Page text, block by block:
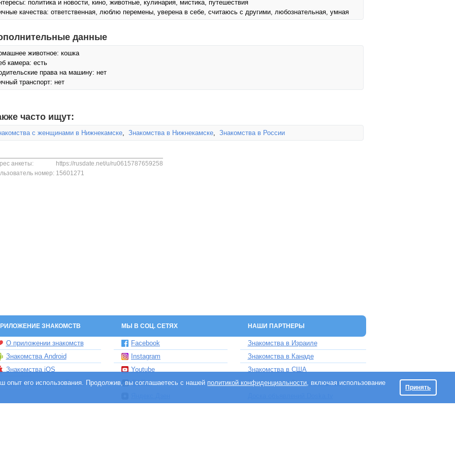
политика и новости, кино, животные, кулинария, мистика, путешествия
качества: ответственная, люблю перемены, уверена в себе, считаюсь с другими, любознательная, умная
данные
животное: кошка
камера: есть
права на машину: нет
транспорт: нет
часто ищут:
с женщинами в Нижнекамске, Знакомства в Нижнекамске, Знакомства в России
анкеты:
https://rusdate.net/u/ru0615787659258
номер: 15601271
ЗНАКОМСТВ МЫ В СОЦ. СЕТЯХ НАШИ ПАРТНЕРЫ
О приложении знакомств
Знакомства Android
Знакомства iOS
Чат бот знакомств Елена
Facebook
Instagram
Youtube
TikTok
Знакомства в Израиле
Знакомства в Канаде
Знакомства в США
Знакомства в Великобритании
опыт его использования. Продолжив, вы соглашаетесь с нашей политикой конфиденциальности, включая использование
Принять